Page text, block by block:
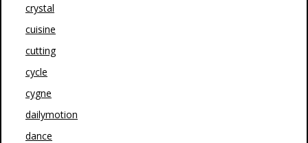
crystal
cuisine
cutting
cycle
cygne
dailymotion
dance